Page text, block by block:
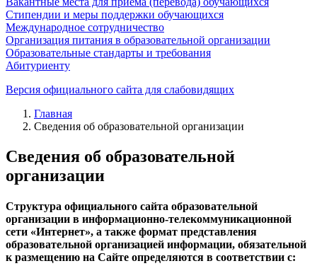
Стипендии и меры поддержки обучающихся
Международное сотрудничество
Организация питания в образовательной организации
Образовательные стандарты и требования
Абитуриенту
Версия официального сайта для слабовидящих
Главная
Сведения об образовательной организации
Сведения об образовательной
организации
Структура официального сайта образовательной
организации в информационно-телекоммуникационной
сети «Интернет», а также формат представления
образовательной организацией информации, обязательной
к размещению на Сайте определяются в соответствии с: